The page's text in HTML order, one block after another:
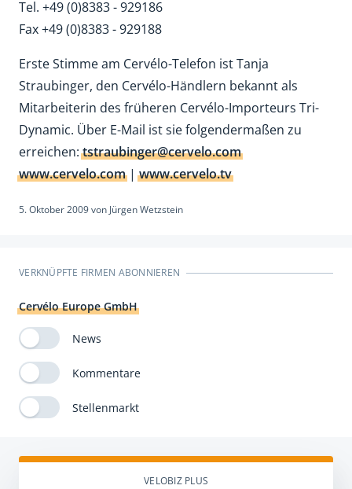
Tel. +49 (0)8383 - 929186
Fax +49 (0)8383 - 929188
Erste Stimme am Cervélo-Telefon ist Tanja
Straubinger, den Cervélo-Händlern bekannt als
Mitarbeiterin des früheren Cervélo-Importeurs Tri-
Dynamic. Über E-Mail ist sie folgendermaßen zu
erreichen:tstraubinger@cervelo.com
www.cervelo.com|www.cervelo.tv
5. Oktober 2009von Jürgen Wetzstein
VERKNÜPFTE FIRMEN ABONNIEREN
Cervélo Europe GmbH
News
Kommentare
Stellenmarkt
VELOBIZ PLUS